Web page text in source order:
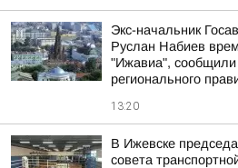
Экс-начальник
Руслан Набиев
"Ижавиа", сообщили
регионального
13:20
В Ижевске
совета